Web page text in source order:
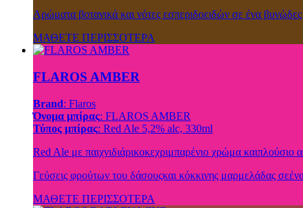
Αρώματα βοτανικά και νότες εσπεριδοειδών σε ένα
ΜΑΘΕΤΕ ΠΕΡΙΣΣΟΤΕΡΑ
FLAROS AMBER
Brand: Flaros
Όνομα μπίρας: FLAROS AMBER
Τύπος μπίρας: Red Ale 5,2% alc, 330ml
Red Ale με παιχνιδιάρικοκεχριμπαρένιο χρώμα καιπλούσιο
Γεύσεις φρούτων του δάσουςκαι κόκκινης μαρμελάδας
ΜΑΘΕΤΕ ΠΕΡΙΣΣΟΤΕΡΑ